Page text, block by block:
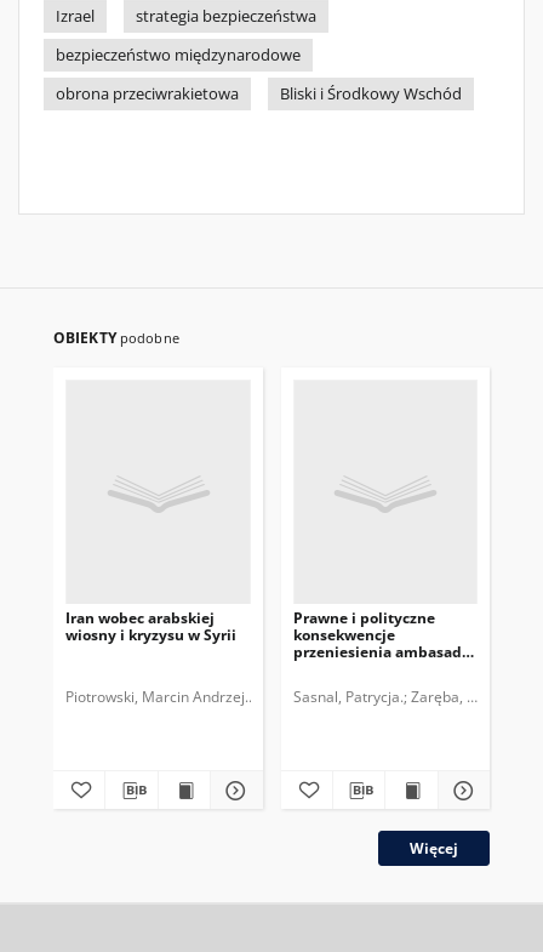
Izrael
strategia bezpieczeństwa
bezpieczeństwo międzynarodowe
obrona przeciwrakietowa
Bliski i Środkowy Wschód
OBIEKTY podobne
Iran wobec arabskiej
wiosny i kryzysu w Syrii
Piotrowski, Marcin Andrzej. Polski Instytut Spraw Międzynarodowych.
Prawne i polityczne
konsekwencje
przeniesienia ambasady
Sasnal, Patrycja. Zaręba, Szymon.
Więcej